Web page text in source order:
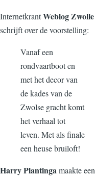
InternetkrantWeblog Zwolle
schrijft over de voorstelling:
Vanaf een
rondvaartboot en
met het decor van
de kades van de
Zwolse gracht komt
het verhaal tot
leven. Met als finale
een heuse bruiloft!
Harry Plantingamaakte een